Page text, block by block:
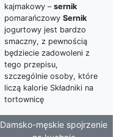
kajmakowy – sernik
pomarańczowy Sernik
jogurtowy jest bardzo
smaczny, z pewnością
będziecie zadowoleni z
tego przepisu,
szczególnie osoby, które
liczą kalorie Składniki na
tortownicę
Damsko-męskie spojrzenie